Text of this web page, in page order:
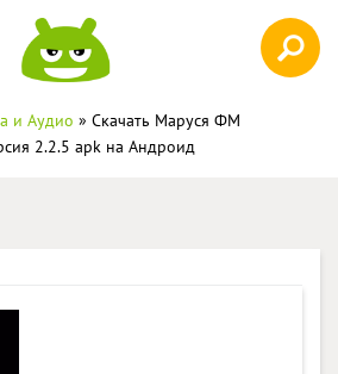
и Аудио » Скачать Маруся ФМ
2.2.5 apk на Андроид